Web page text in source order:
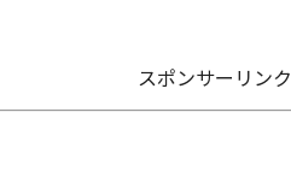
スポンサーリンク